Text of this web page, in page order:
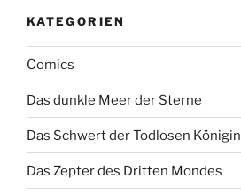
KATEGORIEN
Comics
Das dunkle Meer der Sterne
Das Schwert der Todlosen Königin
Das Zepter des Dritten Mondes